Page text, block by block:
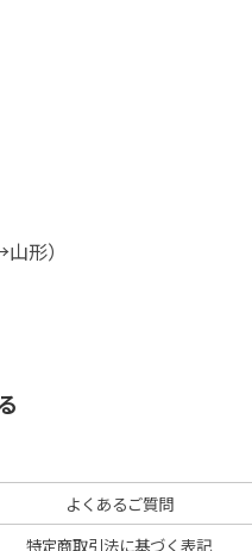
形）
よくあるご質問
特定商取引法に基づく表記